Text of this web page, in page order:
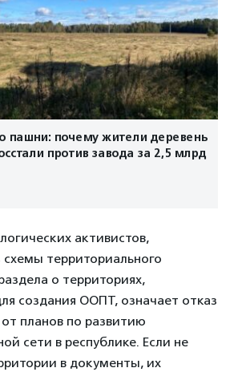
пашни: почему жители деревень
против завода за 2,5 млрд
активистов,
территориального
о территориях,
создания ООПТ, означает отказ
от планов по развитию
сети в республике. Если не
в документы, их